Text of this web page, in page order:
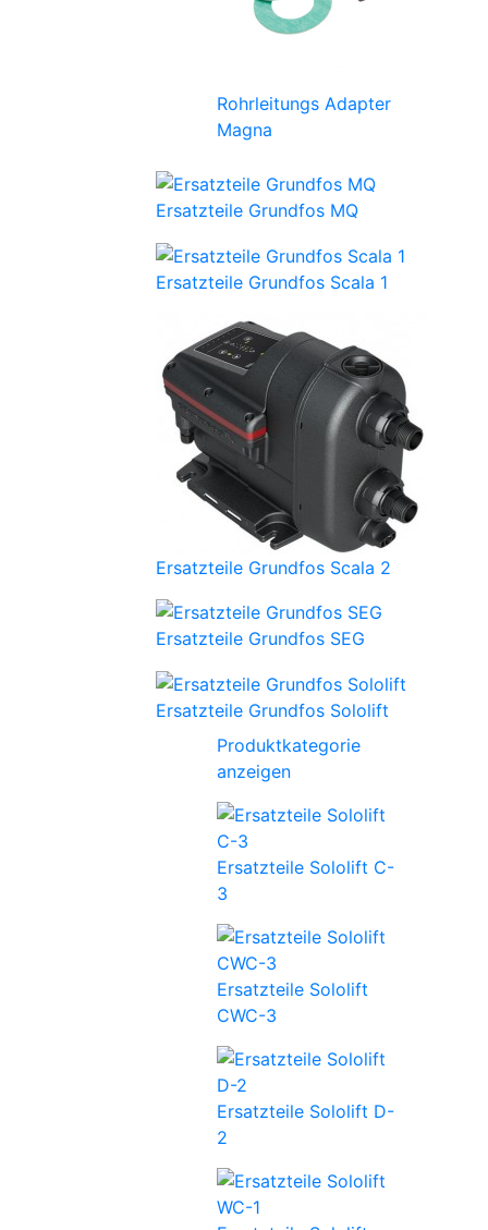
Rohrleitungs Adapter
Magna
Ersatzteile Grundfos MQ
Ersatzteile Grundfos Scala 1
Ersatzteile Grundfos Scala 2
Ersatzteile Grundfos SEG
Ersatzteile Grundfos Sololift
Produktkategorie
anzeigen
Ersatzteile Sololift C-
3
Ersatzteile Sololift
CWC-3
Ersatzteile Sololift D-
2